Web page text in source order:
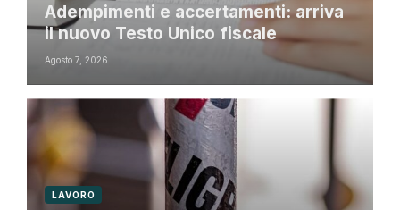
Adempimenti e accertamenti: arriva
il nuovo Testo Unico fiscale
Agosto 7, 2026
LAVORO